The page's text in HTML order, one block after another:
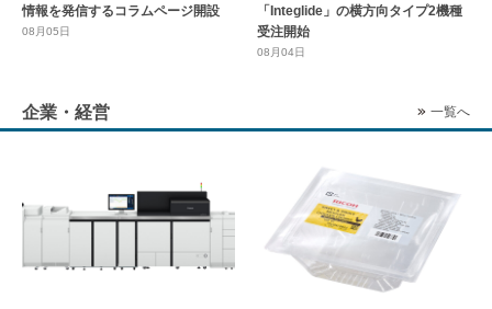
情報を発信するコラムページ開設
08月05日
「Integlide」の横方向タイプ2機種
受注開始
08月04日
企業・経営 一覧へ